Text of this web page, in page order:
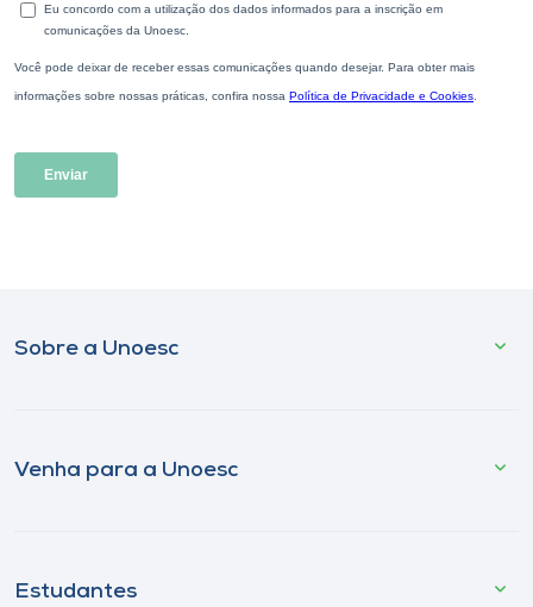
Sobre a Unoesc
Venha para a Unoesc
Estudantes